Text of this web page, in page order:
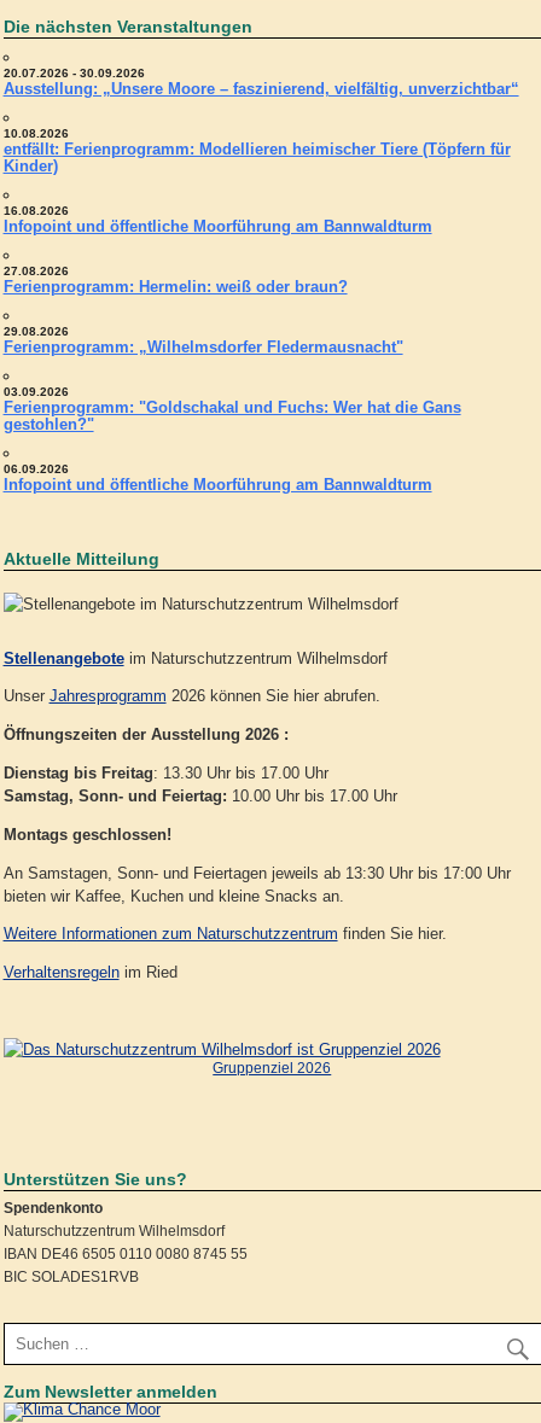
Die nächsten Veranstaltungen
20.07.2026 - 30.09.2026
Ausstellung: „Unsere Moore – faszinierend, vielfältig, unverzichtbar“
10.08.2026
entfällt: Ferienprogramm: Modellieren heimischer Tiere (Töpfern für
Kinder)
16.08.2026
Infopoint und öffentliche Moorführung am Bannwaldturm
27.08.2026
Ferienprogramm: Hermelin: weiß oder braun?
29.08.2026
Ferienprogramm: „Wilhelmsdorfer Fledermausnacht"
03.09.2026
Ferienprogramm: "Goldschakal und Fuchs: Wer hat die Gans
gestohlen?"
06.09.2026
Infopoint und öffentliche Moorführung am Bannwaldturm
Aktuelle Mitteilung
Stellenangeboteim Naturschutzzentrum Wilhelmsdorf
Unser Jahresprogramm 2026 können Sie hier abrufen.
Öffnungszeiten der Ausstellung 2026 :
Dienstag bis Freitag: 13.30 Uhr bis 17.00 Uhr
Samstag, Sonn- und Feiertag: 10.00 Uhr bis 17.00 Uhr
Montags geschlossen!
An Samstagen, Sonn- und Feiertagen jeweils ab 13:30 Uhr bis 17:00 Uhr
bieten wir Kaffee, Kuchen und kleine Snacks an.
Weitere Informationen zum Naturschutzzentrum finden Sie hier.
Verhaltensregelnim Ried
Gruppenziel 2026
Unterstützen Sie uns?
Spendenkonto
Naturschutzzentrum Wilhelmsdorf
IBAN DE46 6505 0110 0080 8745 55
BIC SOLADES1RVB
Zum Newsletter anmelden